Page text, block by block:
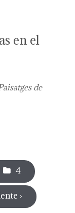
en el
de
com balla a la
4
›